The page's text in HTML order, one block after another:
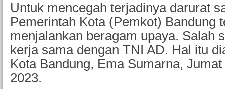
Untuk mencegah terjadinya darurat
Pemerintah Kota (Pemkot) Bandung
menjalankan beragam upaya. Salah
kerja sama dengan TNI AD. Hal itu
Kota Bandung, Ema Sumarna,
2023.